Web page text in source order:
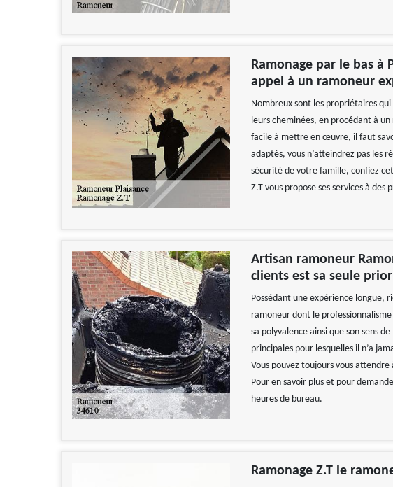
Ramonage par le bas à
appel à un ramoneur
Nombreux sont les propriétaires
leurs cheminées, en procédant à
facile à mettre en œuvre, il faut
adaptés, vous n’atteindrez pas les
sécurité de votre famille, confiez
Z.T vous propose ses services à des
Artisan ramoneur
clients est sa seule
Possédant une expérience longue,
ramoneur dont le
sa polyvalence ainsi que son sens
principales pour lesquelles il n’a
Vous pouvez toujours vous
Pour en savoir plus et pour
heures de bureau.
Ramonage Z.T le